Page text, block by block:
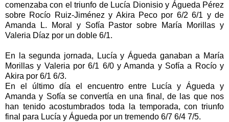
comenzaba con el triunfo de Lucía Dionisio y Águeda Pérez
sobre Rocío Ruiz-Jiménez y Akira Peco por 6/2 6/1 y de
Amanda L. Moral y Sofía Pastor sobre María Morillas y
Valeria Díaz por un doble 6/1.
En la segunda jornada, Lucía y Águeda ganaban a María
Morillas y Valeria por 6/1 6/0 y Amanda y Sofía a Rocío y
Akira por 6/1 6/3.
En el último día el encuentro entre Lucía y Águeda y
Amanda y Sofía se convertía en una final, de las que nos
han tenido acostumbrados toda la temporada, con triunfo
final para Lucía y Águeda por un tremendo 6/7 6/4 7/5.